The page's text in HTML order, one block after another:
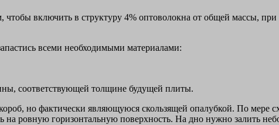
чтобы включить в структуру 4% оптоволокна от общей массы,
всеми необходимыми материалами:
соответствующей толщине будущей плиты.
но фактически являющуюся скользящей опалубкой. По мере
на ровную горизонтальную поверхность. На дно нужно залить